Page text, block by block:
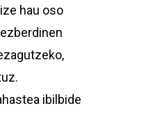
hau oso
ibilbide